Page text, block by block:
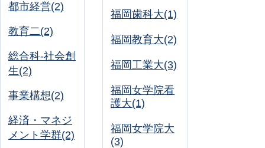
都市経営(2)
教育二(2)
総合科-社会創
生(2)
事業構想(2)
経済・マネジ
メント学群(2)
福岡歯科大(1)
福岡教育大(2)
福岡工業大(3)
福岡女学院看
護大(1)
福岡女学院大
(3)